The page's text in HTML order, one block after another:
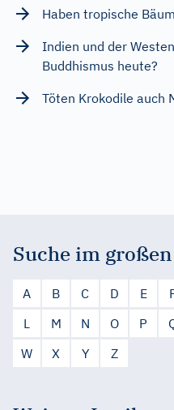
Haben tropische
Indien und der
Buddhismus heute?
Töten Krokodile auch
Suche im
A B C D E
L
M N O P
W
X Y Z